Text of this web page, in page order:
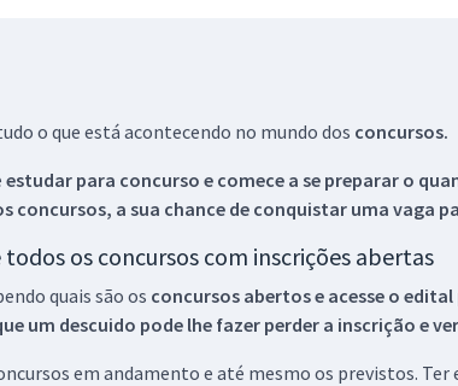
o que está acontecendo no mundo dos concursos.
estudar para concurso e comece a se preparar o
concursos, a sua chance de conquistar uma vaga
os concursos com inscrições abertas
quais são os concursos abertos e acesse o
um descuido pode lhe fazer perder a inscrição e
em andamento e até mesmo os previstos.